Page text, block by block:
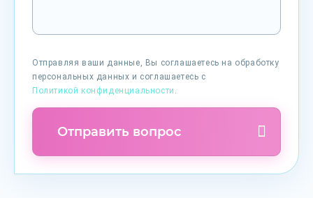
Отправляя ваши данные, Вы соглашаетесь на обработку
персональных данных и соглашаетесь с
Политикой конфиденциальности .
Отправить вопрос